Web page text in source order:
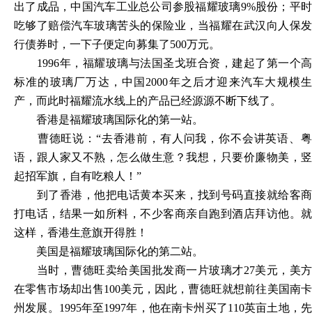
出了成品，中国汽车工业总公司参股福耀玻璃9%股份；平时
吃够了赔偿汽车玻璃苦头的保险业，当福耀在武汉向人保发
行债券时，一下子便定向募集了500万元。
1996年，福耀玻璃与法国圣戈班合资，建起了第一个高
标准的玻璃厂万达，中国2000年之后才迎来汽车大规模生
产，而此时福耀流水线上的产品已经源源不断下线了。
香港是福耀玻璃国际化的第一站。
曹德旺说： “去香港前，有人问我，你不会讲英语、粤
语，跟人家又不熟，怎么做生意？我想，只要价廉物美，竖
起招军旗，自有吃粮人！”
到了香港，他把电话黄本买来，找到号码直接就给客商
打电话，结果一如所料，不少客商亲自跑到酒店拜访他。就
这样，香港生意旗开得胜！
美国是福耀玻璃国际化的第二站。
当时，曹德旺卖给美国批发商一片玻璃才27美元，美方
在零售市场却出售100美元，因此，曹德旺就想前往美国南卡
州发展。1995年至1997年，他在南卡州买了110英亩土地，先